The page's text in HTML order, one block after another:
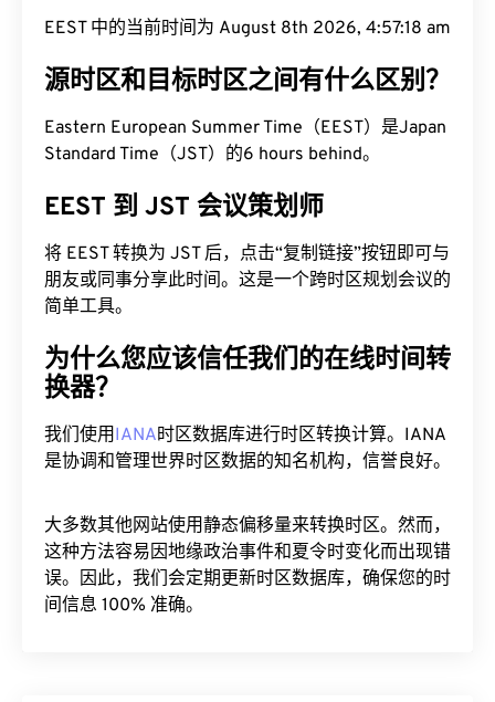
EEST 中的当前时间为 August 8th 2026, 4:57:19 am
源时区和目标时区之间有什么区别？
Eastern European Summer Time（EEST）是Japan
Standard Time（JST）的6 hours behind。
EEST 到 JST 会议策划师
将 EEST 转换为 JST 后，点击“复制链接”按钮即可与
朋友或同事分享此时间。这是一个跨时区规划会议的
简单工具。
为什么您应该信任我们的在线时间转
换器？
我们使用IANA时区数据库进行时区转换计算。IANA
是协调和管理世界时区数据的知名机构，信誉良好。
大多数其他网站使用静态偏移量来转换时区。然而，
这种方法容易因地缘政治事件和夏令时变化而出现错
误。因此，我们会定期更新时区数据库，确保您的时
间信息 100% 准确。